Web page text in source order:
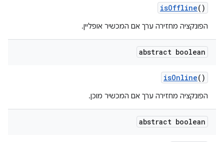
isOffline()
הפונקציה מחזירה ערך אם המכשיר אופליין.
abstract boolean
isOnline()
הפונקציה מחזירה ערך אם המכשיר מוכן.
abstract boolean